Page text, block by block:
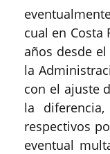
cual en Costa
años desde
la
con el ajuste
la
respectivos
eventual